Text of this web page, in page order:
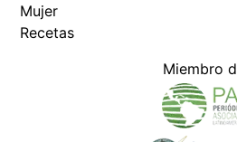
Mujer
Recetas
Miembro